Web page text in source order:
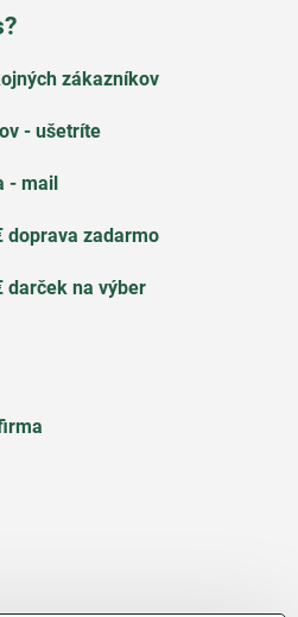
zákazníkov
- ušetríte
- mail
doprava zadarmo
darček na výber